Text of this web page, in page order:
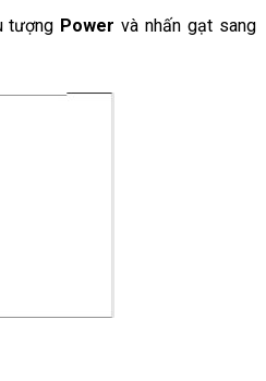
tượng Power và nhấn gạt sang